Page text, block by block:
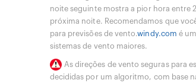
noite seguinte mostra a pior hora entre
próxima noite. Recomendamos que
para previsões de vento.windy.com é
sistemas de vento maiores.
As direções de vento seguras para
decididas por um algoritmo, com base